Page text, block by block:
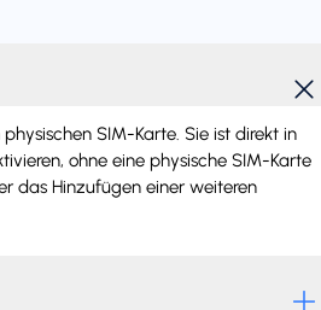
SIM-Karte. Sie ist direkt in
ohne eine physische SIM-Karte
das Hinzufügen einer weiteren